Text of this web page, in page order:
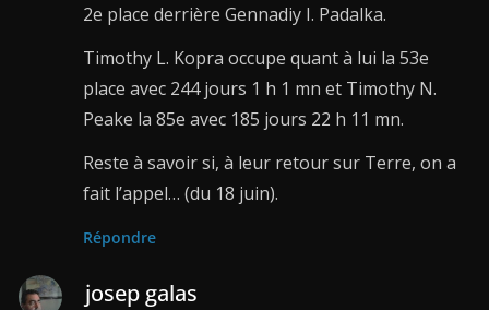
2e place derrière Gennadiy I. Padalka.
Timothy L. Kopra occupe quant à lui la 53e
place avec 244 jours 1 h 1 mn et Timothy N.
Peake la 85e avec 185 jours 22 h 11 mn.
Reste à savoir si, à leur retour sur Terre, on a
fait l’appel… (du 18 juin).
Répondre
josep galas